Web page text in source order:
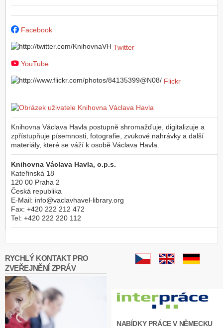
Facebook
Twitter
YouTube
Flickr
Knihovna Václava Havla postupně shromažďuje, digitalizuje a
zpřístupňuje písemnosti, fotografie, zvukové nahrávky a další
materiály, které se váží k osobě Václava Havla.
Knihovna Václava Havla, o.p.s.
Kateřinská 18
120 00 Praha 2
Česká republika
E-Mail: info@vaclavhavel-library.org
Fax: +420 222 212 472
Tel: +420 222 220 112
RYCHLÝ KONTAKT PRO
ZVEŘEJNĚNÍ ZPRÁV
NABÍDKY PRÁCE V NĚMECKU